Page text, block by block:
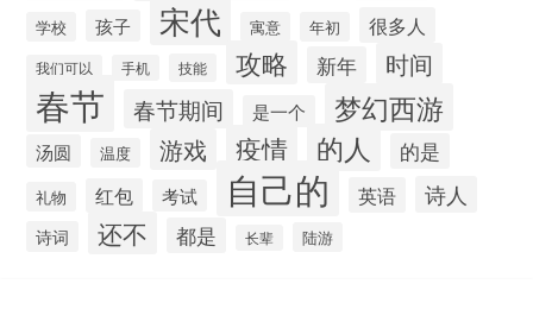
学校 孩子 宋代 寓意 年初 很多人
我们可以 手机 技能 攻略 新年 时间
春节 春节期间 是一个 梦幻西游
汤圆 温度 游戏 疫情 的人 的是
礼物 红包 考试 自己的 英语 诗人
诗词 还不 都是 长辈 陆游